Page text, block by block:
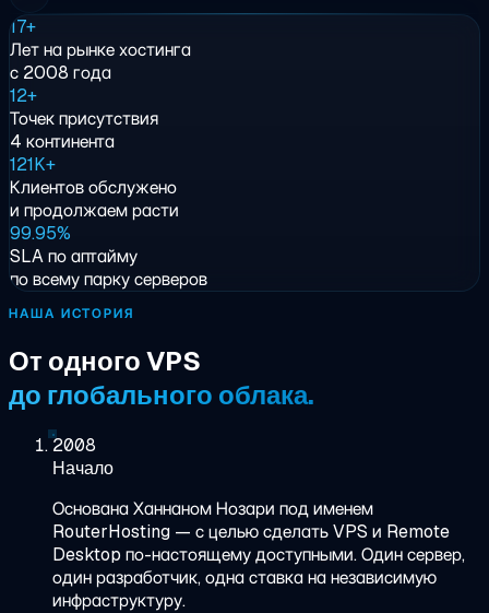
17+
Лет на рынке хостинга
с 2008 года
12+
Точек присутствия
4 континента
121K+
Клиентов обслужено
и продолжаем расти
99.95%
SLA по аптайму
по всему парку серверов
НАША ИСТОРИЯ
От одного VPS
до глобального облака.
2008
Начало
Основана Ханнаном Нозари под именем
RouterHosting — с целью сделать VPS и Remote
Desktop по-настоящему доступными. Один сервер,
один разработчик, одна ставка на независимую
инфраструктуру.